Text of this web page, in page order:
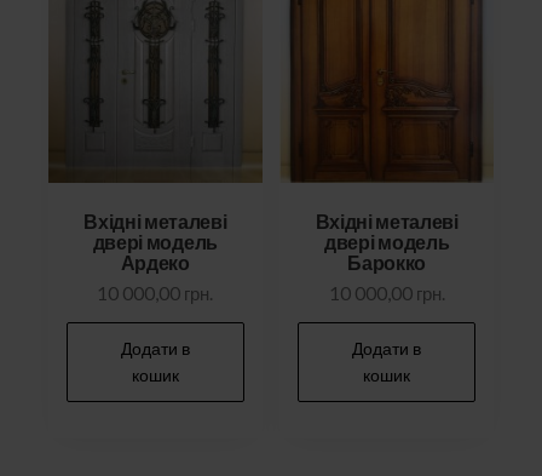
Вхідні металеві
двері модель
Ардеко
10 000,00 грн.
Додати в
кошик
Вхідні металеві
двері модель
Барокко
10 000,00 грн.
Додати в
кошик